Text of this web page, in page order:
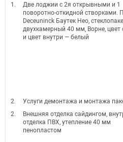
1.
Две лоджии с 2я открывными и 1
поворотно-откидной створками.
Deceuninck Баутек Нео,
двухкамерный 40 мм, Ворне, цвет
и цвет внутри — белый
2. Услуги демонтажа и монтажа
2.
Внешняя отделка сайдингом,
отделка ПВХ, утепление 40 мм
пенопластом